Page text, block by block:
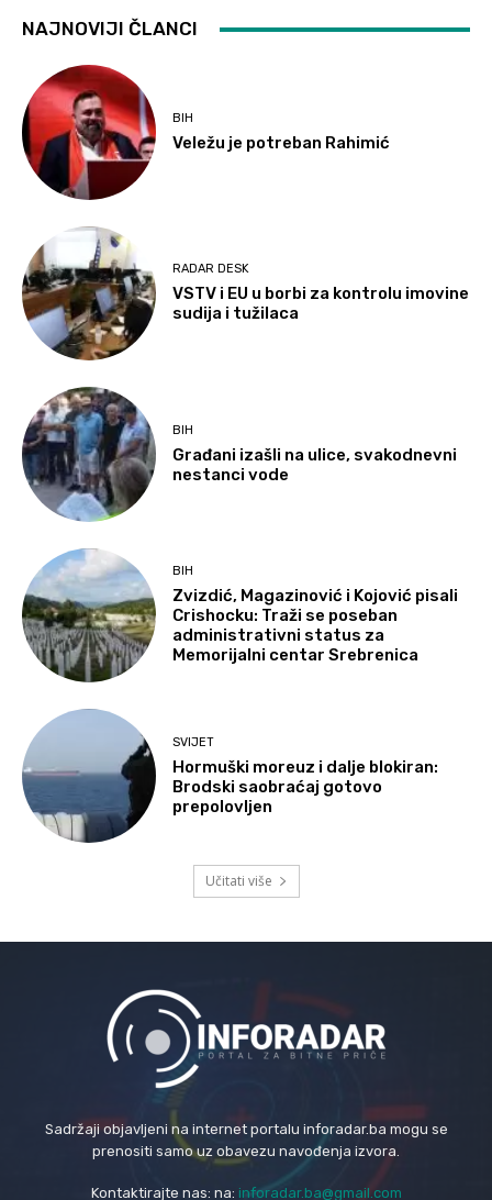
NAJNOVIJI ČLANCI
BIH
Veležu je potreban Rahimić
RADAR DESK
VSTV i EU u borbi za kontrolu imovine
sudija i tužilaca
BIH
Građani izašli na ulice, svakodnevni
nestanci vode
BIH
Zvizdić, Magazinović i Kojović pisali
Crishocku: Traži se poseban
administrativni status za
Memorijalni centar Srebrenica
SVIJET
Hormuški moreuz i dalje blokiran:
Brodski saobraćaj gotovo
prepolovljen
Učitati više
Sadržaji objavljeni na internet portalu inforadar.ba mogu se
prenositi samo uz obavezu navođenja izvora.
Kontaktirajte nas: na: inforadar.ba@gmail.com